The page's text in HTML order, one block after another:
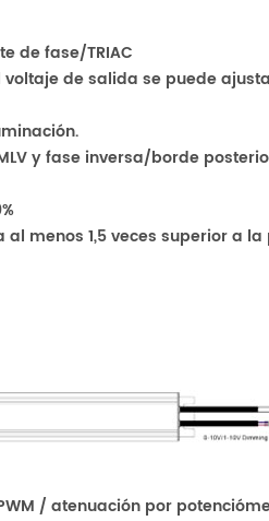
de fase/TRIAC
voltaje de salida se puede
y fase inversa/borde
menos 1,5 veces superior a
/ atenuación por